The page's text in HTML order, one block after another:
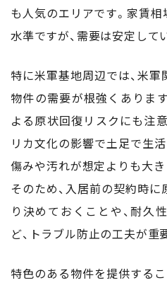
も人気のエリアです。家賃
水準ですが、需要は安定して
特に米軍基地周辺では、米
物件の需要が根強くありま
よる原状回復リスクにも注
リカ文化の影響で土足で生
傷みや汚れが想定よりも大
そのため、入居前の契約時
り決めておくことや、耐久
ど、トラブル防止の工夫が重
特色のある物件を提供する